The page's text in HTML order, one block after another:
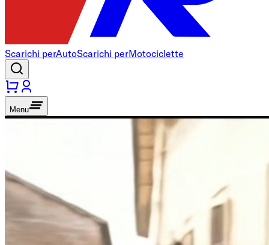
Scarichi perAutoScarichi perMotociclette
Menu